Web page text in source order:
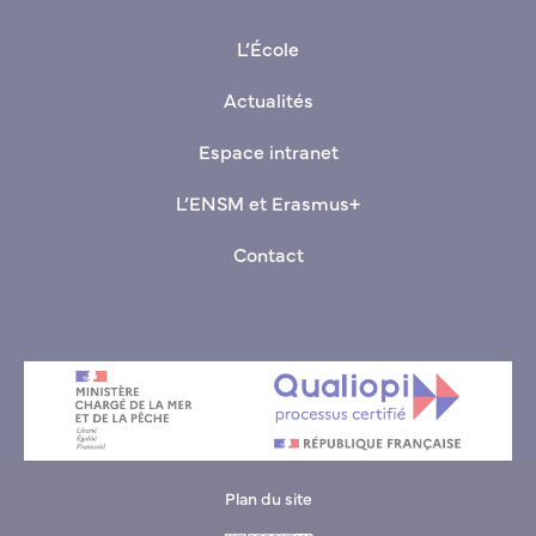
L’École
Actualités
Espace intranet
L’ENSM et Erasmus+
Contact
Plan du site